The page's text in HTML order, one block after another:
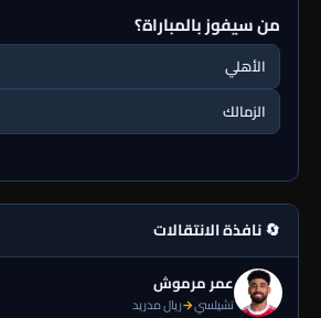
من سيفوز بالمباراة؟
الأهلي
الزمالك
🔄 نافذة الانتقالات
عمر مرموش
تشيلسي→ريال مدريد